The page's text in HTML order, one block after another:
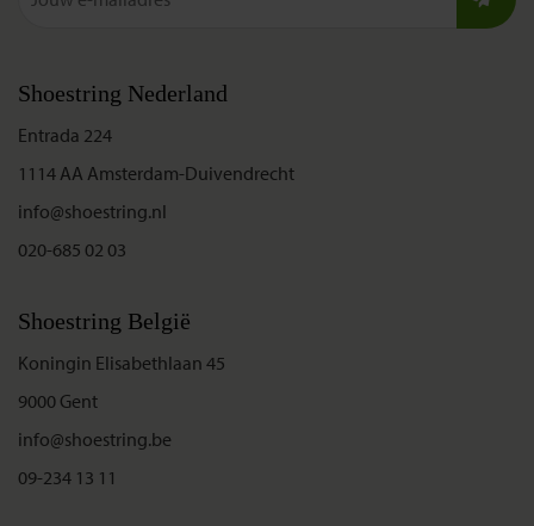
Shoestring Nederland
Entrada 224
1114 AA Amsterdam-Duivendrecht
info@shoestring.nl
020-685 02 03
Shoestring België
Koningin Elisabethlaan 45
9000 Gent
info@shoestring.be
09-234 13 11